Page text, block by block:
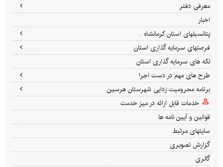
معرفی دفتر
اخبار
پتانسیلهای استان کرمانشاه .
فرصتهای سرمایه گذاری استان
لکه های سرمایه گذاری استان
طرح های مهم در دست اجرا
برنامه محرومیت زدایی شهرستان هرسین
خدمات قابل ارائه در میز خدمت
قوانین و آیین نامه ها
سایتهای مرتبط
گزارش تصویری
گالری